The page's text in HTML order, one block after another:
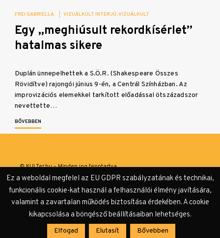
FREI GABRIELLA VIZUÁLKULT INTERJÚ VIZUÁLKULT
Egy „meghiúsult rekordkísérlet”
hatalmas sikere
Duplán ünnepelhettek a S.Ö.R. (Shakespeare Összes
Rövidítve) rajongói június 9-én, a Centrál Színházban. Az
improvizációs elemekkel tarkított előadással ötszázadszor
nevettette…
BŐVEBBEN
© KULTer.hu – Minden jog fenntartva
Adatvédelmi tájékoztató
Ez a weboldal megfelel az EU GDPR szabályzatának és technikai,
funkcionális cookie-kat használ a felhasználói élmény javítására,
valamint a zavartalan működés biztosítása érdekében. A cookie
kikapcsolása a böngésző beállításaiban lehetséges.
Elfogad Elutasít Bővebben